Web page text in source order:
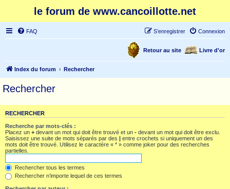
le forum de www.cancoillotte.net
FAQ Connexion
S’enregistrer
Livre d'or
Retour au site
Index du forum Rechercher
Rechercher
RECHERCHER
Recherche par mots-clés :
Placez un + devant un mot qui doit être trouvé et un - devant un mot qui doit être exclu.
Saisissez une suite de mots séparés par des | entre crochets si uniquement un des
mots doit être trouvé. Utilisez le caractère « * » comme joker pour des recherches
partielles.
Rechercher tous les termes
Rechercher n’importe lequel de ces termes